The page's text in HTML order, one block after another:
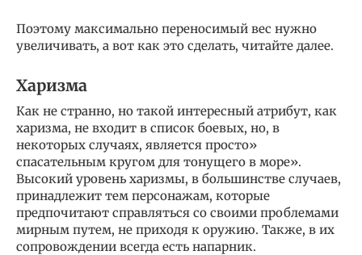
Поэтому максимально переносимый вес нужно
увеличивать, а вот как это сделать, читайте далее.
Харизма
Как не странно, но такой интересный атрибут, как
харизма, не входит в список боевых, но, в
некоторых случаях, является просто»
спасательным кругом для тонущего в море».
Высокий уровень харизмы, в большинстве случаев,
принадлежит тем персонажам, которые
предпочитают справляться со своими проблемами
мирным путем, не приходя к оружию. Также, в их
сопровождении всегда есть напарник.